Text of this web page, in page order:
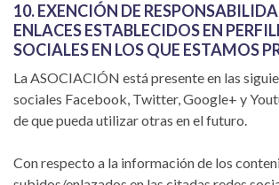
10. EXENCIÓN DE
ENLACES ESTABLECIDOS EN
SOCIALES EN LOS QUE ESTAMOS
La ASOCIACIÓN está presente en las
sociales Facebook, Twitter, Google+ y
de que pueda utilizar otras en el futuro.
Con respecto a la información de los